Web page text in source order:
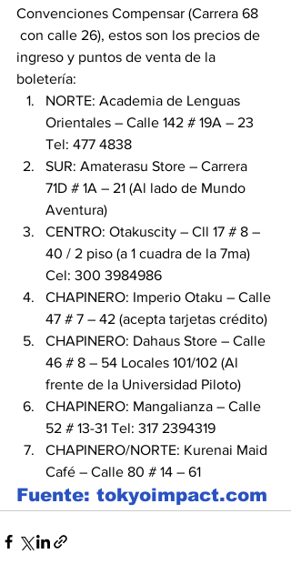
Convenciones Compensar (Carrera 68
con calle 26), estos son los precios de
ingreso y puntos de venta de la
boletería:
NORTE: Academia de Lenguas
Orientales – Calle 142 # 19A – 23
Tel: 477 4838
SUR: Amaterasu Store – Carrera
71D # 1A – 21 (Al lado de Mundo
Aventura)
CENTRO: Otakuscity – Cll 17 # 8 –
40 / 2 piso (a 1 cuadra de la 7ma)
Cel: 300 3984986
CHAPINERO: Imperio Otaku – Calle
47 # 7 – 42 (acepta tarjetas crédito)
CHAPINERO: Dahaus Store – Calle
46 # 8 – 54 Locales 101/102 (Al
frente de la Universidad Piloto)
CHAPINERO: Mangalianza – Calle
52 # 13-31 Tel: 317 2394319
CHAPINERO/NORTE: Kurenai Maid
Café – Calle 80 # 14 – 61
Fuente: tokyoimpact.com